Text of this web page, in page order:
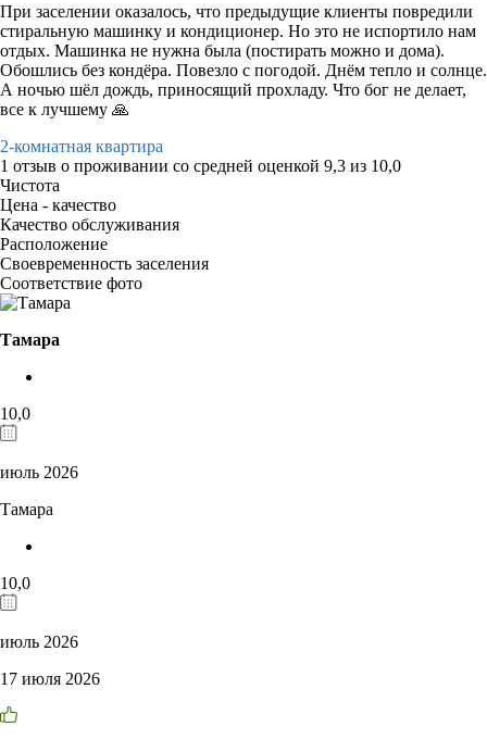
При заселении оказалось, что предыдущие клиенты повредили
стиральную машинку и кондиционер. Но это не испортило нам
отдых. Машинка не нужна была (постирать можно и дома).
Обошлись без кондёра. Повезло с погодой. Днём тепло и солнце.
А ночью шёл дождь, приносящий прохладу. Что бог не делает,
все к лучшему 🙏
2-комнатная квартира
1 отзыв о проживании со средней оценкой 9,3 из 10,0
Чистота
Цена - качество
Качество обслуживания
Расположение
Своевременность заселения
Соответствие фото
Тамара
10,0
июль 2026
Тамара
10,0
июль 2026
17 июля 2026